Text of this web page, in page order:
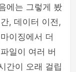
에는 그렇게 봤
, 데이터 이전,
이징에서 더
일이 여러 버
간이 오래 걸립